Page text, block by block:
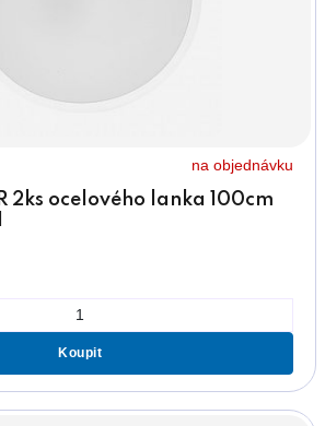
na objednávku
2ks ocelového lanka 100cm
Koupit